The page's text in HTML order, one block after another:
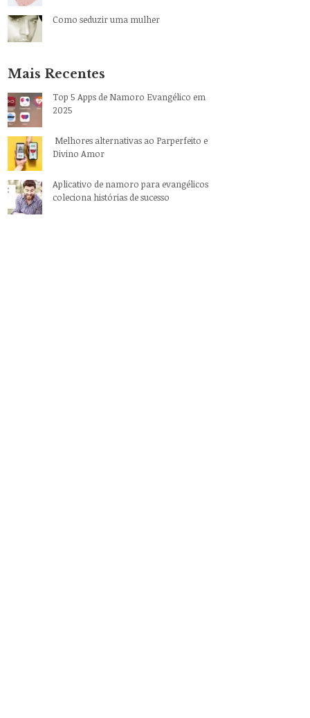
Como seduzir uma mulher
Mais Recentes
Top 5 Apps de Namoro Evangélico em
2025
Melhores alternativas ao Parperfeito e
Divino Amor
Aplicativo de namoro para evangélicos
coleciona histórias de sucesso